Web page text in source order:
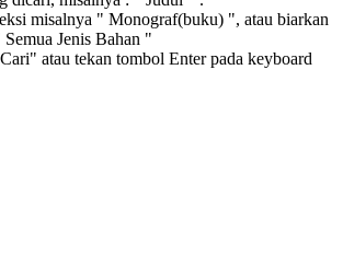
misalnya " Monograf(buku) ", atau biarkan
Jenis Bahan "
atau tekan tombol Enter pada keyboard